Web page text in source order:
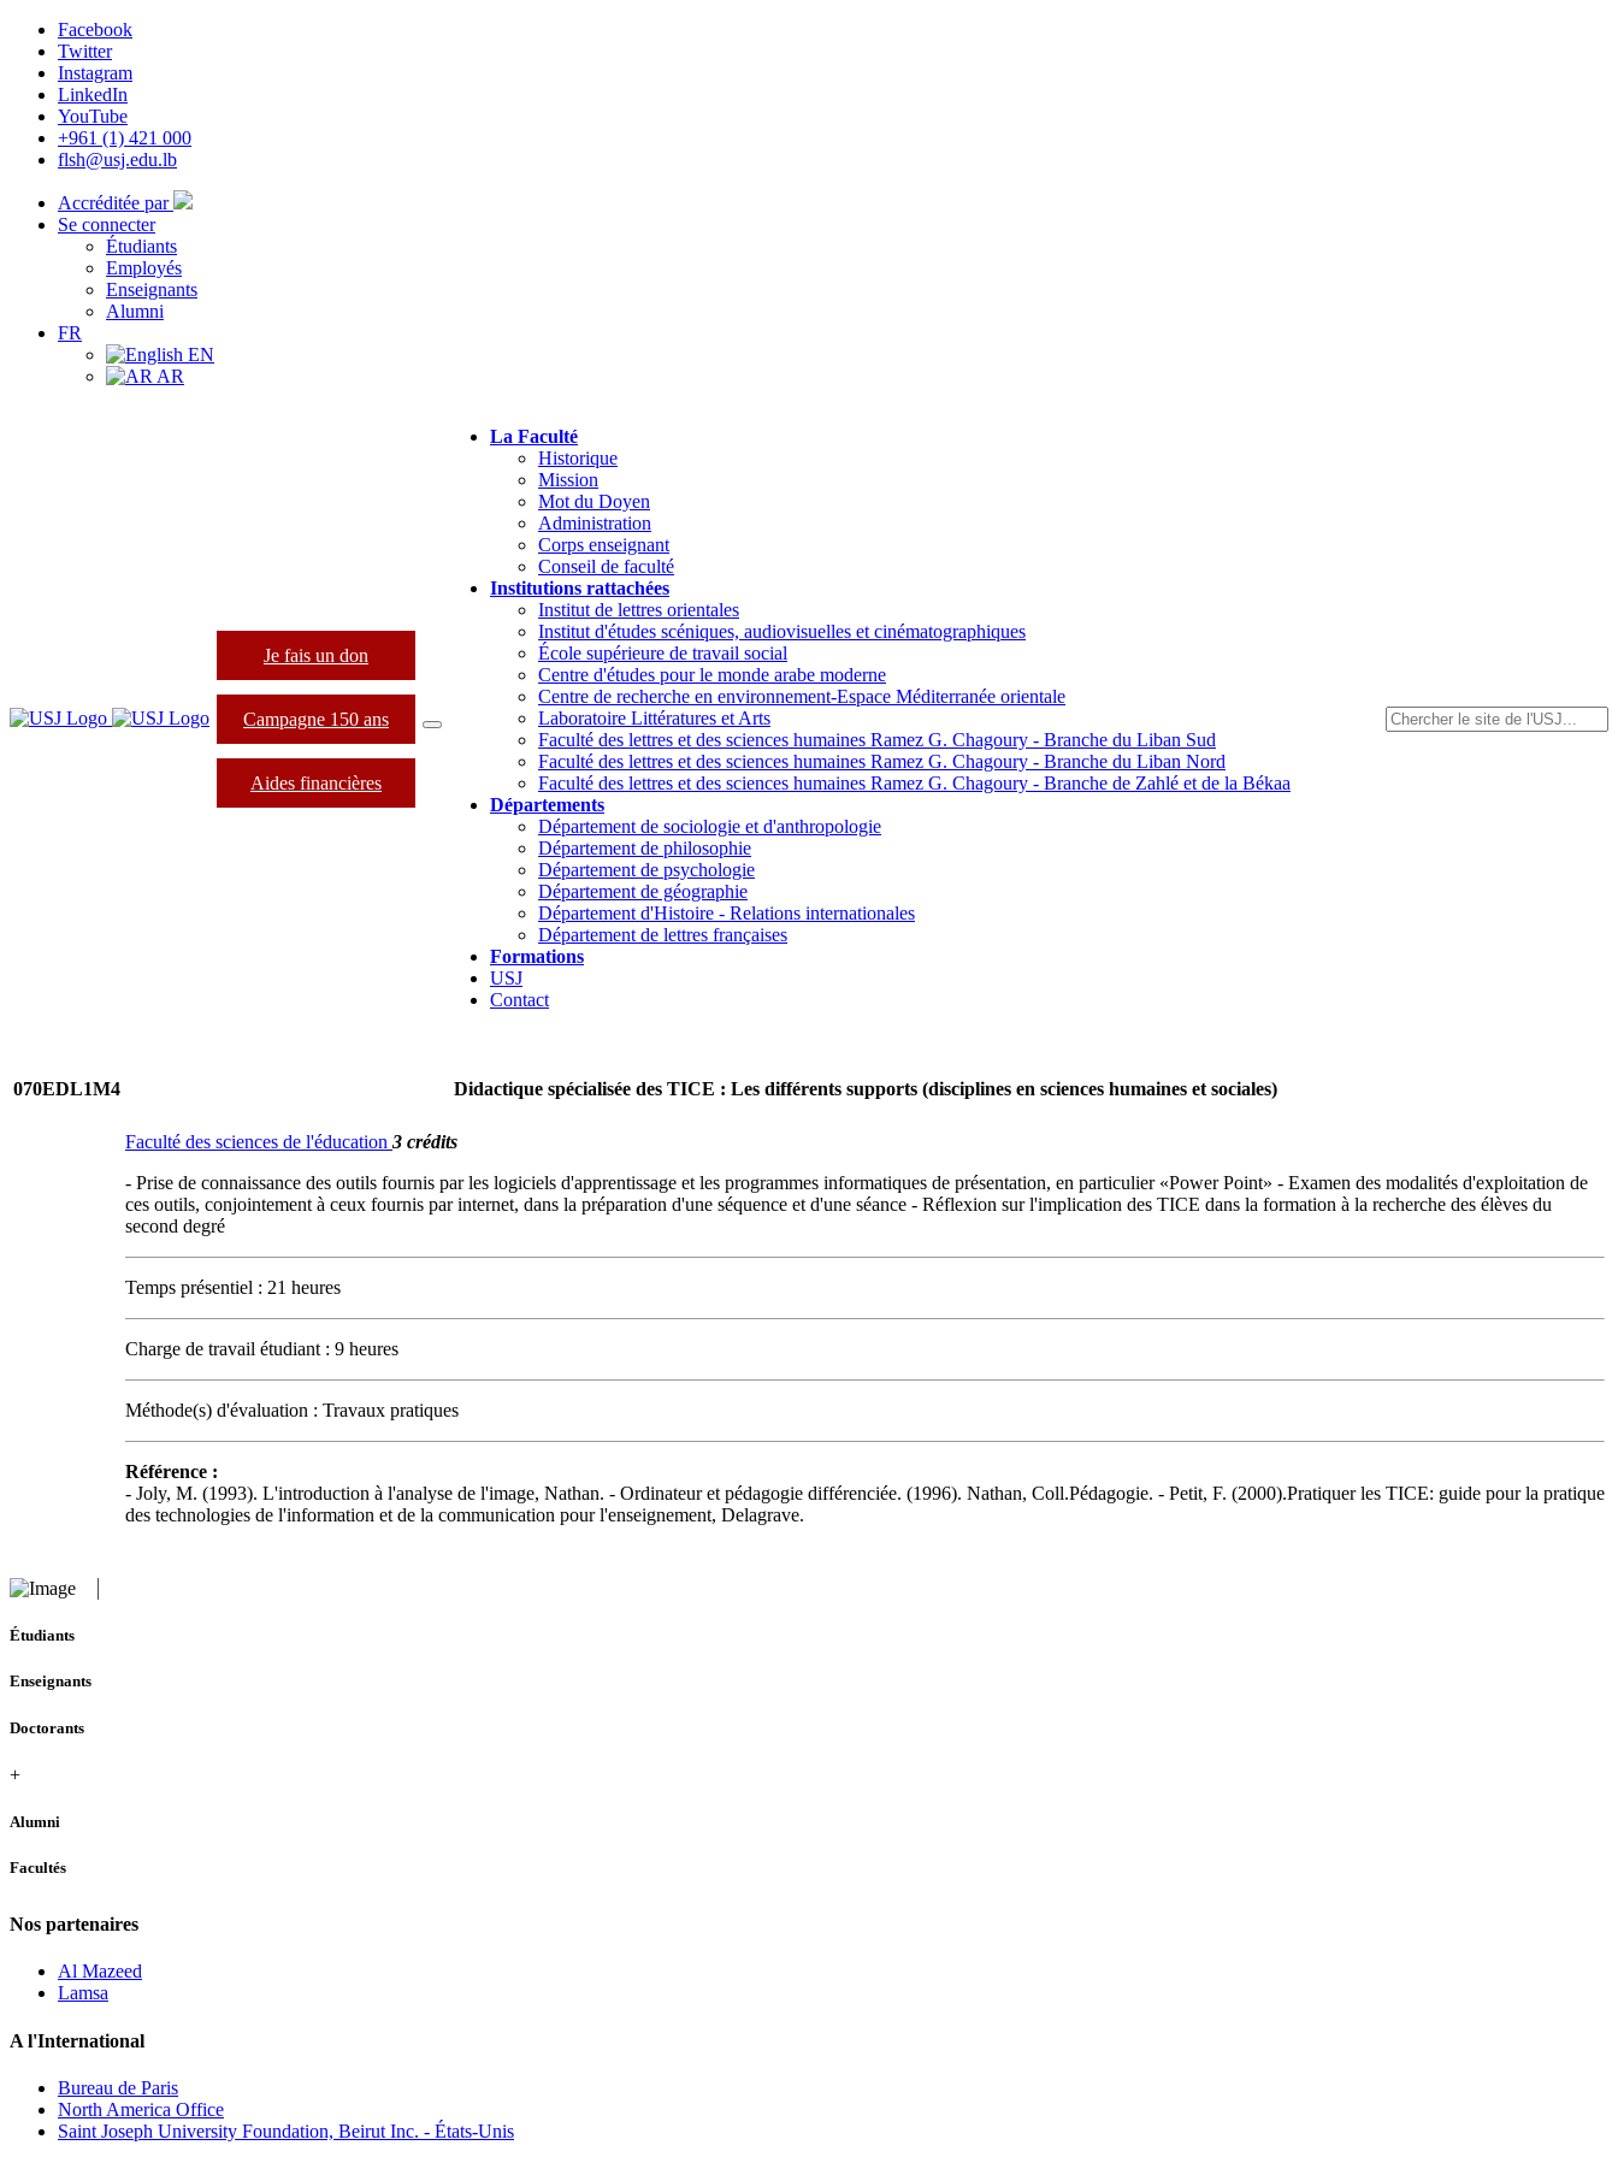
Facebook
Twitter
Instagram
LinkedIn
YouTube
+961 (1) 421 000
flsh@usj.edu.lb
Accréditée par
Se connecter
Étudiants
Employés
Enseignants
Alumni
FR
EN
AR
Je fais un don
Campagne 150 ans
Aides financières
La Faculté
Historique
Mission
Mot du Doyen
Administration
Corps enseignant
Conseil de faculté
Institutions rattachées
Institut de lettres orientales
Institut d'études scéniques, audiovisuelles et cinématographiques
École supérieure de travail social
Centre d'études pour le monde arabe moderne
Centre de recherche en environnement-Espace Méditerranée orientale
Laboratoire Littératures et Arts
Faculté des lettres et des sciences humaines Ramez G. Chagoury - Branche du Liban Sud
Faculté des lettres et des sciences humaines Ramez G. Chagoury - Branche du Liban Nord
Faculté des lettres et des sciences humaines Ramez G. Chagoury - Branche de Zahlé et de la Békaa
Départements
Département de sociologie et d'anthropologie
Département de philosophie
Département de psychologie
Département de géographie
Département d'Histoire - Relations internationales
Département de lettres françaises
Formations
USJ
Contact
070EDL1M4 Didactique spécialisée des TICE : Les différents supports (disciplines en sciences humaines et sociales)
Faculté des sciences de l'éducation 3 crédits
- Prise de connaissance des outils fournis par les logiciels d'apprentissage et les programmes informatiques de présentation, en particulier «Power Point» - Examen des modalités d'exploitation de
ces outils, conjointement à ceux fournis par internet, dans la préparation d'une séquence et d'une séance - Réflexion sur l'implication des TICE dans la formation à la recherche des élèves du
second degré
Temps présentiel : 21 heures
Charge de travail étudiant : 9 heures
Méthode(s) d'évaluation : Travaux pratiques
Référence :
- Joly, M. (1993). L'introduction à l'analyse de l'image, Nathan. - Ordinateur et pédagogie différenciée. (1996). Nathan, Coll.Pédagogie. - Petit, F. (2000).Pratiquer les TICE: guide pour la pratique
des technologies de l'information et de la communication pour l'enseignement, Delagrave.
Étudiants
Enseignants
Doctorants
+
Alumni
Facultés
Nos partenaires
Al Mazeed
Lamsa
A l'International
Bureau de Paris
North America Office
Saint Joseph University Foundation, Beirut Inc. - États-Unis